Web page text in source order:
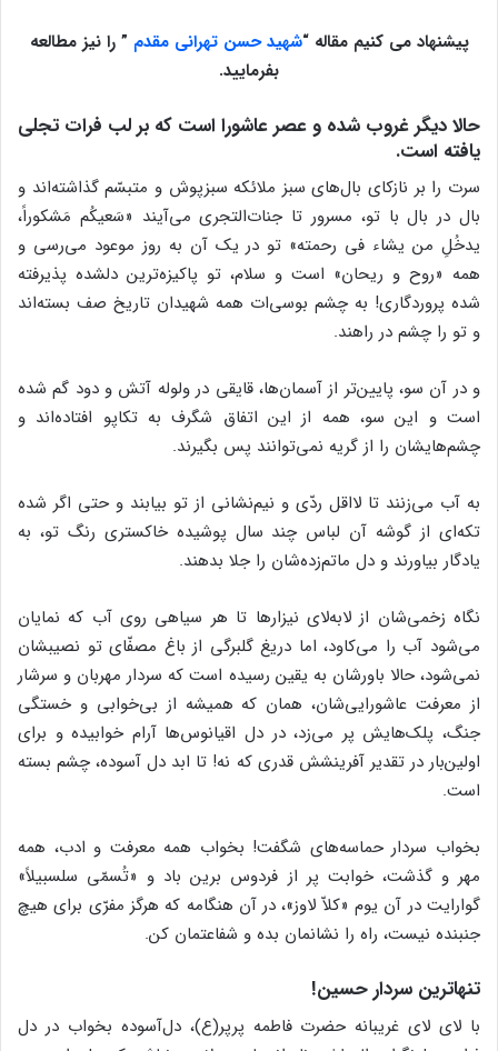
پیشنهاد می کنیم مقاله “شهید حسن تهرانی مقدم ” را نیز مطالعه
بفرمایید.
حالا دیگر غروب شده و عصر عاشورا است که بر لب فرات تجلی
یافته است.
سرت را بر نازکای بال‌های سبز ملائکه سبزپوش و متبسّم گذاشته‌اند و
بال در بال با تو، مسرور تا جنات‌التجری می‌آیند «سَعیکُم مَشکوراً،
یدخُلِ من یشاء فی‌ رحمته» تو در یک آن به روز موعود می‌رسی و
همه «روح و ریحان» است و سلام، تو پاکیزه‌ترین دلشده پذیرفته
شده پروردگاری! به چشم بوسی‌ات همه شهیدان تاریخ صف بسته‌اند
و تو را چشم در راهند.
و در آن سو، پایین‌تر از آسمان‌ها، قایقی در ولوله آتش و دود گم شده
است و این سو، همه از این اتفاق شگرف به تکاپو افتاده‌اند و
چشم‌هایشان را از گریه نمی‌توانند پس بگیرند.
به آب می‌زنند تا لااقل ردّی و نیم‌نشانی از تو بیابند و حتی اگر شده
تکه‌ای از گوشه آن لباس چند سال پوشیده خاکستری رنگ تو، به
یادگار بیاورند و دل ماتم‌زده‌شان را جلا بدهند.
نگاه زخمی‌شان از لابه‌لای نیزارها تا هر سیاهی روی آب که نمایان
می‌شود آب را می‌کاود، اما دریغ گلبرگی از باغ مصفّای تو نصیبشان
نمی‌شود، حالا باورشان به یقین رسیده است که سردار مهربان و سرشار
از معرفت عاشورایی‌شان، همان که همیشه از بی‌خوابی و خستگی
جنگ، پلک‌هایش پر می‌زد، در دل اقیانوس‌ها آرام خوابیده و برای
اولین‌بار در تقدیر آفرینشش قدری که نه! تا ابد دل آسوده، چشم بسته
است.
بخواب سردار حماسه‌های شگفت! بخواب همه معرفت و ادب، همه
مهر و گذشت، خوابت پر از فردوس برین باد و «تُسمّی سلسبیلاً»
گوارایت در آن یوم «کلاّ لاوز»، در آن هنگامه که هرگز مفرّی برای هیچ
جنبنده نیست، راه را نشانمان بده و شفاعتمان کن.
تنهاترین سردار حسین!
با لای لای غریبانه حضرت فاطمه پرپر(ع)، دل‌آسوده بخواب در دل